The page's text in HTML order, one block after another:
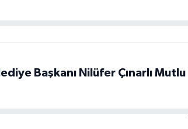
Başkanı Nilüfer Çınarlı Mutlu